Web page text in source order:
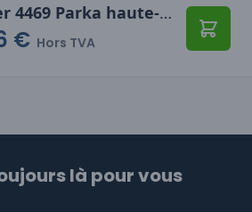
Blåkläder 4469 Parka haute-visibilité Evolution
€ Hors TVA
là pour vous